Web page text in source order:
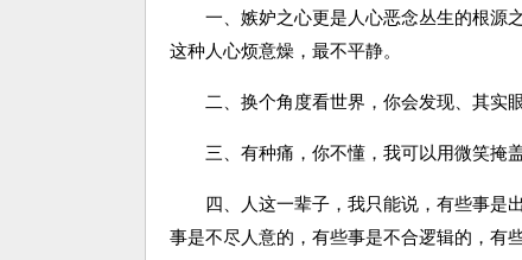
一、嫉妒之心更是人心恶念丛生的根源之
这种人心烦意燥，最不平静。
二、换个角度看世界，你会发现、其实眼
三、有种痛，你不懂，我可以用微笑掩盖
四、人这一辈子，我只能说，有些事是出
事是不尽人意的，有些事是不合逻辑的，有